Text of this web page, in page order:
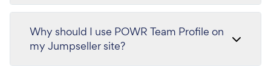
Why should I use POWR Team Profile on
my Jumpseller site?